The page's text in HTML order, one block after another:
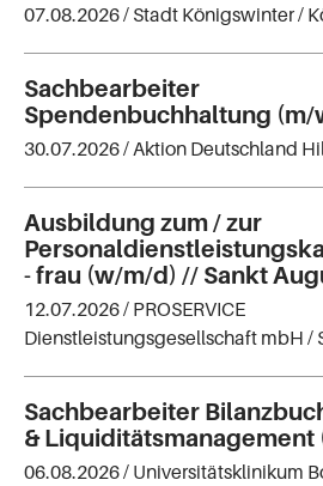
07.08.2026 / Stadt Königswinter/
Sachbearbeiter
Spendenbuchhaltung (m/
30.07.2026 / Aktion Deutschland
Ausbildung zum / zur
- frau (w/m/d) // Sankt
12.07.2026 / PROSERVICE
Dienstleistungsgesellschaft mbH /
Sachbearbeiter
& Liquiditätsmanagement
06.08.2026 / Universitätsklinikum